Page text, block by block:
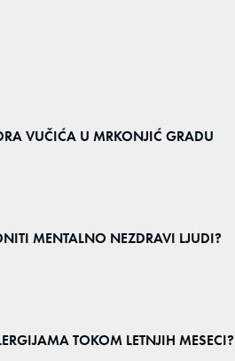
VUČIĆA U MRKONJIĆ GRADU
MENTALNO NEZDRAVI LJUDI?
TOKOM LETNJIH MESECI?